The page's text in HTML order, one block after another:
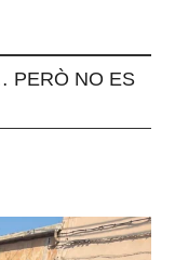
PERÒ NO ES